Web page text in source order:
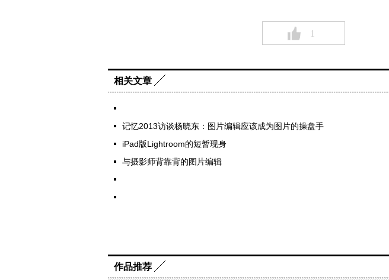
1
相关文章
记忆2013访谈杨晓东：图片编辑应该成为图片的操盘手
iPad版Lightroom的短暂现身
与摄影师背靠背的图片编辑
作品推荐